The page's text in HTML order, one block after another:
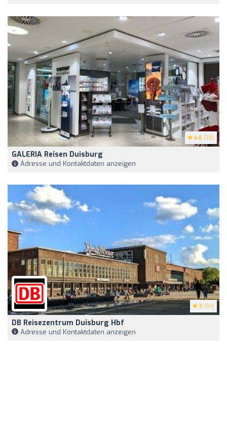
4.6 (38)
GALERIA Reisen Duisburg
Adresse und Kontaktdaten anzeigen
3 (84)
DB Reisezentrum Duisburg Hbf
Adresse und Kontaktdaten anzeigen